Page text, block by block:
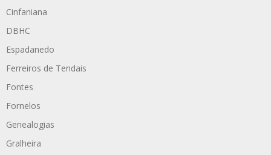
Cinfaniana
DBHC
Espadanedo
Ferreiros de Tendais
Fontes
Fornelos
Genealogias
Gralheira